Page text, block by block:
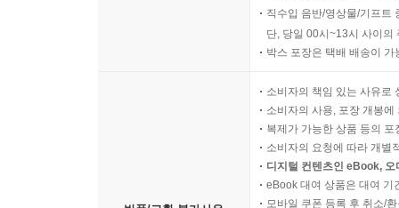
직수입 음반/영상물/기프트
단, 당일 00시~13시 사이의
박스 포장은 택배 배송이
소비자의 책임 있는 사유로
소비자의 사용, 포장 개봉
복제가 가능한 상품 등의
소비자의 요청에 따라 개별
디지털 컨텐츠인 eBook,
eBook 대여 상품은 대여 기
모바일 쿠폰 등록 후 취소/